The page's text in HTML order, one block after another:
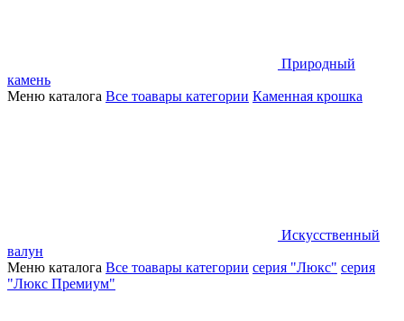
Природный
камень
Меню каталога Все тоавары категории Каменная крошка
Искусственный
валун
Меню каталога Все тоавары категории серия "Люкс" серия
"Люкс Премиум"